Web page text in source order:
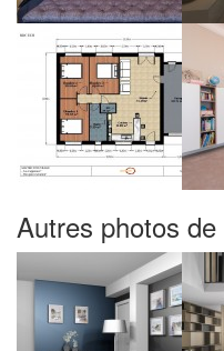
Autres photos de